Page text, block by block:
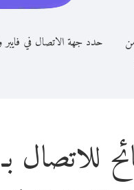
حدد جهة الاتصال في فايبر
للاتصال